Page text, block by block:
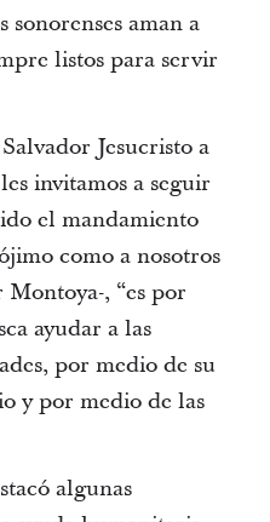
sonorenses aman a
listos para servir
Jesucristo a
invitamos a seguir
el mandamiento
como a nosotros
, “es por
ayudar a las
por medio de su
y por medio de las
algunas